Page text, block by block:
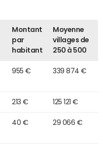
Montant
par
habitant
Moyenne
villages de
250 à 500
955 € 339 874 €
213 € 125 121 €
40 € 29 066 €